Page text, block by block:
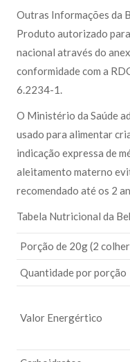
Outras Informações da
Produto autorizado
nacional através do
conformidade com a
6.2234-1.
O Ministério da Saúde
usado para alimentar
indicação expressa de
aleitamento materno
recomendado até os 2
Tabela Nutricional da
Porção de 20g (2
Quantidade por porção
Valor Energértico